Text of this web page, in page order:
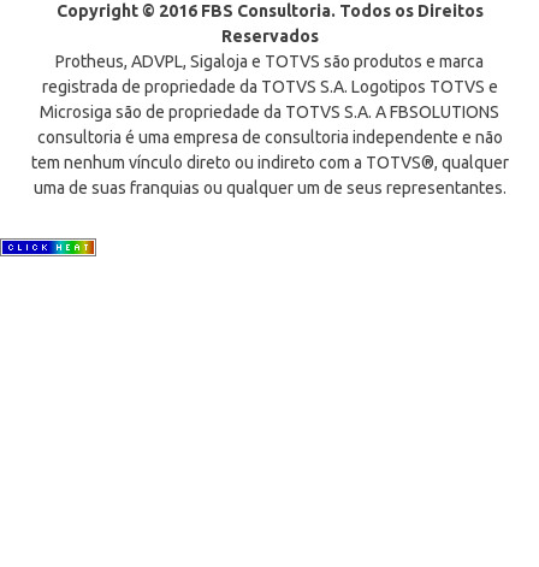
Copyright © 2016 FBS Consultoria. Todos os Direitos
Reservados
Protheus, ADVPL, Sigaloja e TOTVS são produtos e marca
registrada de propriedade da TOTVS S.A. Logotipos TOTVS e
Microsiga são de propriedade da TOTVS S.A. A FBSOLUTIONS
consultoria é uma empresa de consultoria independente e não
tem nenhum vínculo direto ou indireto com a TOTVS®, qualquer
uma de suas franquias ou qualquer um de seus representantes.